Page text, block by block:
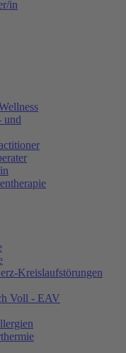
in
und
Kreislaufstörungen
Voll - EAV